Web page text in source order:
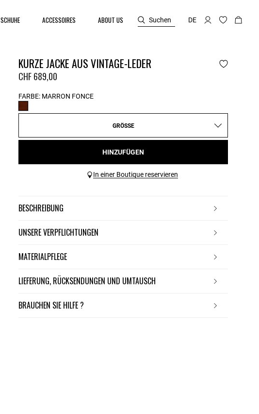
SCHUHE ACCESSOIRES ABOUT US Suchen DE
KURZE JACKE AUS VINTAGE-LEDER
CHF 689,00
FARBE: MARRON FONCE
GRÖSSE
HINZUFÜGEN
In einer Boutique reservieren
BESCHREIBUNG
UNSERE VERPFLICHTUNGEN
MATERIALPFLEGE
LIEFERUNG, RÜCKSENDUNGEN UND UMTAUSCH
BRAUCHEN SIE HILFE ?